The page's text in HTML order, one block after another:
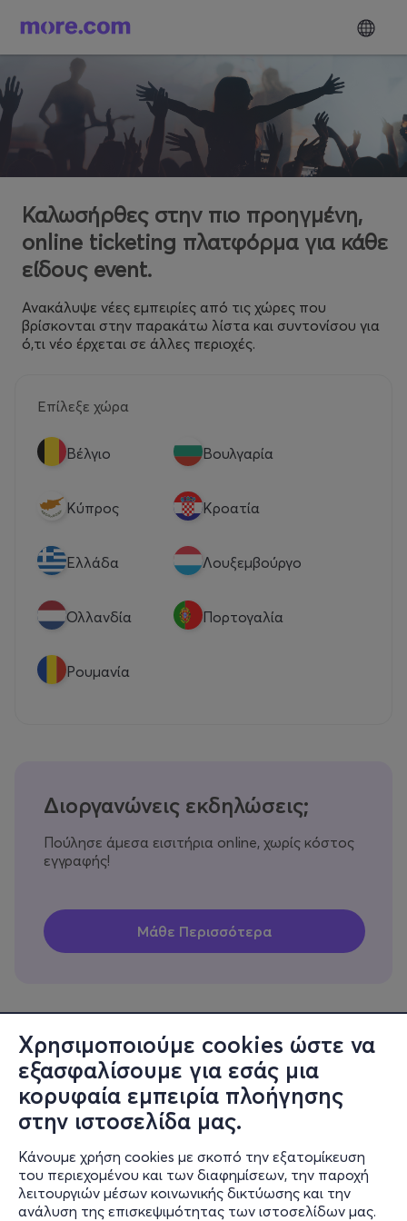
Χρησιμοποιούμε cookies ώστε να
εξασφαλίσουμε για εσάς μια
κορυφαία εμπειρία πλοήγησης
στην ιστοσελίδα μας.
Κάνουμε χρήση cookies με σκοπό την εξατομίκευση
του περιεχομένου και των διαφημίσεων, την παροχή
λειτουργιών μέσων κοινωνικής δικτύωσης και την
ανάλυση της επισκεψιμότητας των ιστοσελίδων μας.
Καλωσήρθες στην πιο προηγμένη,
online ticketing πλατφόρμα για κάθε
είδους event.
Ανακάλυψε νέες εμπειρίες από τις χώρες που
βρίσκονται στην παρακάτω λίστα και συντονίσου για
ό,τι νέο έρχεται σε άλλες περιοχές.
Επίλεξε χώρα
Βέλγιο Βουλγαρία
Κύπρος Κροατία
Eλλάδα Λουξεμβούργο
Ολλανδία Πορτογαλία
Ρουμανία
Διοργανώνεις εκδηλώσεις;
Πούλησε άμεσα εισιτήρια online, χωρίς κόστος
εγγραφής!
Πληροφορίες
Υποστήριξη
Stay Connected